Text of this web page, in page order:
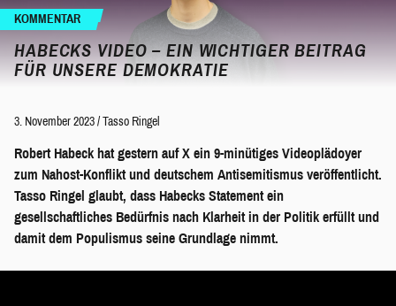
KOMMENTAR
HABECKS VIDEO – EIN WICHTIGER BEITRAG
FÜR UNSERE DEMOKRATIE
3. November 2023 / Tasso Ringel
Robert Habeck hat gestern auf X ein 9-minütiges Videoplädoyer
zum Nahost-Konflikt und deutschem Antisemitismus veröffentlicht.
Tasso Ringel glaubt, dass Habecks Statement ein
gesellschaftliches Bedürfnis nach Klarheit in der Politik erfüllt und
damit dem Populismus seine Grundlage nimmt.